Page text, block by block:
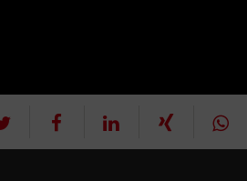
tweet mitteilen